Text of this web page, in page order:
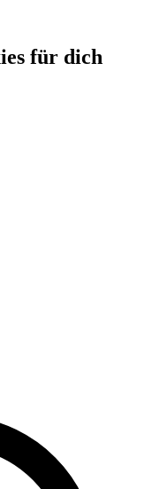
für dich